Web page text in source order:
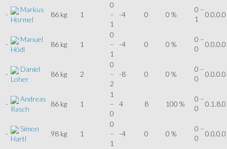
-
Markus
Hormel
86 kg 1
0
–
1
-4 0 0 %
0 –
1
0.0.0.0
-
Manuel
Hödl
86 kg 1
0
–
1
-4 0 0 %
0 –
0
0.0.0.0
-
Daniel
Loher
86 kg 2
0
–
2
-8 0 0 %
0 –
0
0.0.0.0
-
Andreas
Rasch
86 kg 1
1
–
0
4 8 100 %
0 –
0
0.1.8.0
-
Simon
Hartl
98 kg 1
0
–
1
-4 0 0 %
0 –
0
0.0.0.0